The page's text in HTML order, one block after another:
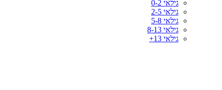
גילאי 0-2
גילאי 2-5
גילאי 5-8
גילאי 8-13
גילאי 13+